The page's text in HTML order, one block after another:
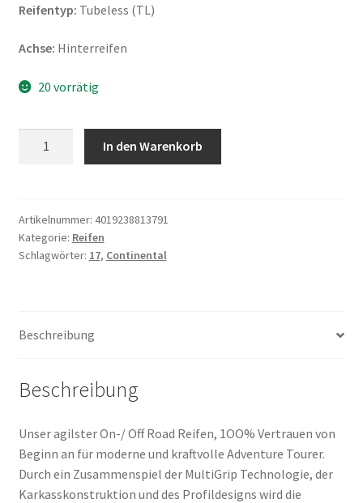
Reifentyp: Tubeless (TL)
Achse: Hinterreifen
20 vorrätig
ZR
17
72W
In den Warenkorb
Artikelnummer: 4019238813791
Kategorie: Reifen
Schlagwörter: 17, Continental
Beschreibung
Beschreibung
Unser agilster On-/ Off Road Reifen, 1OO% Vertrauen von
Beginn an für moderne und kraftvolle Adventure Tourer.
Durch ein Zusammenspiel der MultiGrip Technologie, der
Karkasskonstruktion und des Profildesigns wird die